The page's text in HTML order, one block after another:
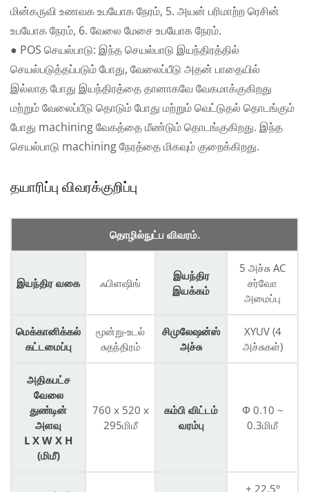
மின்கருவி உணவக உபயோக நேரம், 5. அயன் பரிமாற்ற ரெசின்
உபயோக நேரம், 6. வேலை மேசை உபயோக நேரம்.
● POS செயல்பாடு: இந்த செயல்பாடு இயந்திரத்தில்
செயல்படுத்தப்படும் போது, வேலைப்பீடு அதன் பாதையில்
இல்லாத போது இயந்திரத்தை தானாகவே வேகமாக்குகிறது
மற்றும் வேலைப்பீடு தொடும் போது மற்றும் வெட்டுதல் தொடங்கும்
போது machining வேகத்தை மீண்டும் தொடங்குகிறது. இந்த
செயல்பாடு machining நேரத்தை மிகவும் குறைக்கிறது.
தயாரிப்பு விவரக்குறிப்பு
தொழில்நுட்ப விவரம்.
இயந்திர வகை ஃபிளஷிங்
இயந்திர
இயக்கம்
5 அச்சு AC
சர்வோ
அமைப்பு
மெக்கானிக்கல்
கட்டமைப்பு
மூன்று-உடல்
சுதந்திரம்
சிமுலேஷன்ஸ்
அச்சு
XYUV (4
அச்சுகள்)
அதிகபட்ச
வேலை
துண்டின்
அளவு
L X W X H
(மிமீ)
760 x 520 x
295மிமீ
கம்பி விட்டம்
வரம்பு
Φ 0.10 ~
0.3மிமீ
± 22.5°